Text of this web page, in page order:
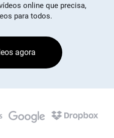
online que precisa,
para todos.
agora